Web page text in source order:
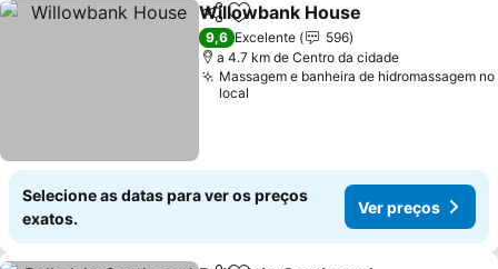
PartilharAdicionar aos favoritos
Willowbank House
9,6 Excelente
596
a 4.7 km de Centro da cidade
Massagem e banheira de hidromassagem no
local
Selecione as datas para ver os preços
exatos.
Ver preços